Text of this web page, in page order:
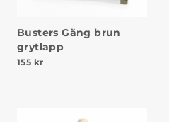
Busters Gäng brun
grytlapp
155 kr